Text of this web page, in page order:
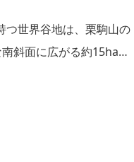
宮城・岩手・秋田の
の裾野をもつコニー
に残雪により馬の
言われています。
山・鳥海山・蔵王
て遠く太平洋まで望